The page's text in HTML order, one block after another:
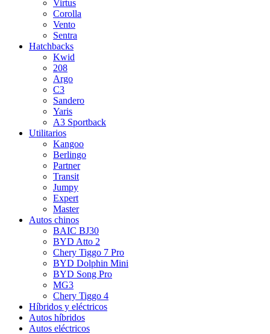
Virtus
Corolla
Vento
Sentra
Hatchbacks
Kwid
208
Argo
C3
Sandero
Yaris
A3 Sportback
Utilitarios
Kangoo
Berlingo
Partner
Transit
Jumpy
Expert
Master
Autos chinos
BAIC BJ30
BYD Atto 2
Chery Tiggo 7 Pro
BYD Dolphin Mini
BYD Song Pro
MG3
Chery Tiggo 4
Híbridos y eléctricos
Autos híbridos
Autos eléctricos